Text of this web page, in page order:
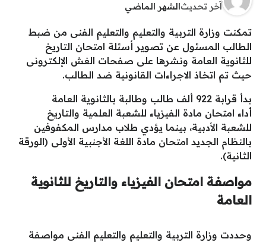
آخر تحديثالشهر الماضي
تمكنت وزارة التربية والتعليم والتعليم الفنى من ضبط
الطالب المسئول عن تصوير أسئلة امتحان التاريخ
للثانوية العامة ونشرها على صفحات الغش الإلكترونى
حيث تم اتخاذ الاجراءات القانونية ضد الطالب.
بدأ قرابة 922 ألف طالب وطالبة بالثانوية العامة
أداء امتحان مادة الفيزياء للشعبة العلمية والتاريخ
للشعبة الأدبية، بينما يؤدي طلاب مدارس المكفوفين
بالنظام الجديد امتحان مادة اللغة الأجنبية الأولى (الورقة
الثانية).
مواصفة امتحان الفيزياء والتاريخ للثانوية
العامة
وحددت وزارة التربية والتعليم والتعليم الفنى مواصفة